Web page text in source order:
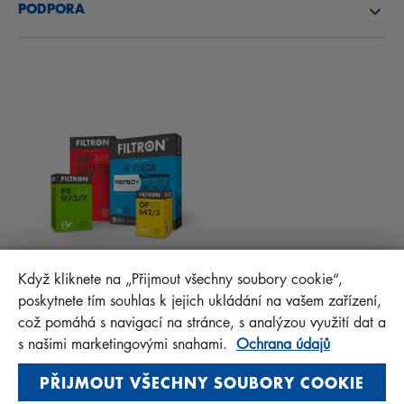
PODPORA
FAQ
MANN+HUMMEL FT Poland
Sp. z o. o. Sp. k.
ul. Wrocławska 145, 63-800 GOSTYŃ, POLAND
Privacy Statement
Imprint
Když kliknete na „Přijmout všechny soubory cookie“,
poskytnete tím souhlas k jejich ukládání na vašem zařízení,
což pomáhá s navigací na stránce, s analýzou využití dat a
s našimi marketingovými snahami. Ochrana údajů
PŘIJMOUT VŠECHNY SOUBORY COOKIE